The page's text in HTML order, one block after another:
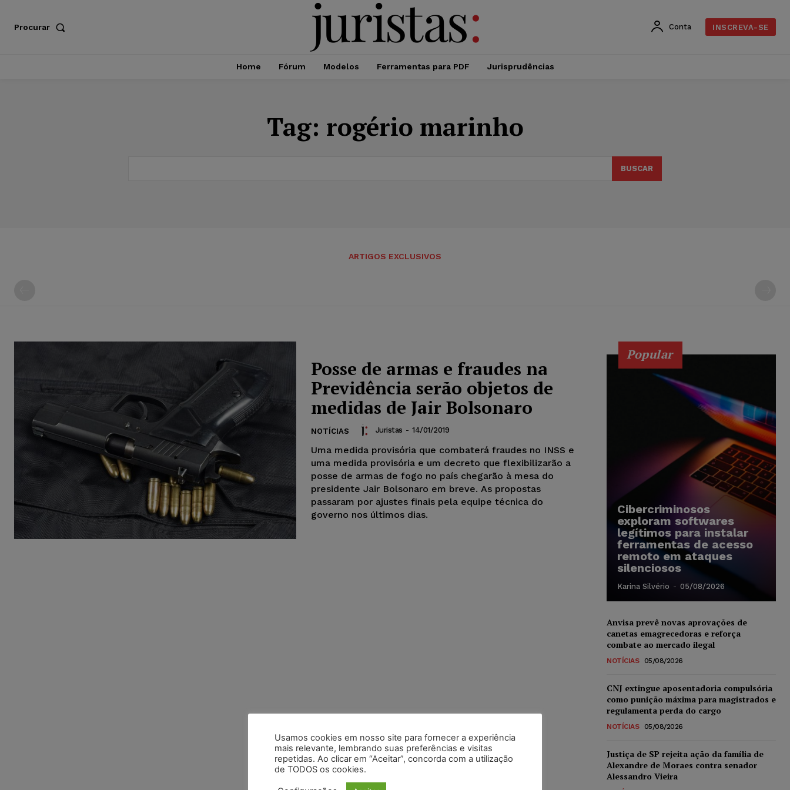
Procurar Conta INSCREVA-SE
Home Fórum Modelos Ferramentas para PDF Jurisprudências
Tag: rogério marinho
BUSCAR
ARTIGOS EXCLUSIVOS
Posse de armas e fraudes na
Previdência serão objetos de
medidas de Jair Bolsonaro
NOTÍCIAS Juristas - 14/01/2019
Uma medida provisória que combaterá fraudes no INSS e
uma medida provisória e um decreto que flexibilizarão a
posse de armas de fogo no país chegarão à mesa do
presidente Jair Bolsonaro em breve. As propostas
passaram por ajustes finais pela equipe técnica do
governo nos últimos dias.
Popular
Cibercriminosos
exploram softwares
legítimos para instalar
ferramentas de acesso
remoto em ataques
silenciosos
Karina Silvério - 05/08/2026
Anvisa prevê novas aprovações de
canetas emagrecedoras e reforça
combate ao mercado ilegal
NOTÍCIAS 05/08/2026
CNJ extingue aposentadoria compulsória
como punição máxima para magistrados e
regulamenta perda do cargo
NOTÍCIAS 05/08/2026
Justiça de SP rejeita ação da família de
Alexandre de Moraes contra senador
Alessandro Vieira
Usamos cookies em nosso site para fornecer a experiência
mais relevante, lembrando suas preferências e visitas
repetidas. Ao clicar em “Aceitar”, concorda com a utilização
de TODOS os cookies.